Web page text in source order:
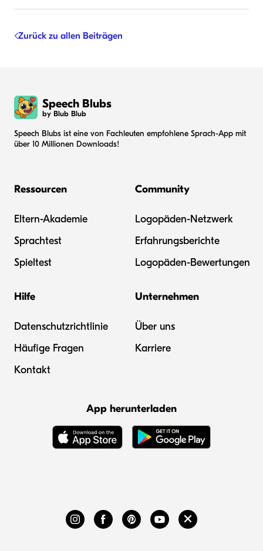
Zurück zu allen Beiträgen
Speech Blubs
by Blub Blub
Speech Blubs ist eine von Fachleuten empfohlene Sprach-App mit
über 10 Millionen Downloads!
Ressourcen
Eltern-Akademie
Sprachtest
Spieltest
Community
Logopäden-Netzwerk
Erfahrungsberichte
Logopäden-Bewertungen
Hilfe
Datenschutzrichtlinie
Häufige Fragen
Kontakt
Unternehmen
Über uns
Karriere
App herunterladen